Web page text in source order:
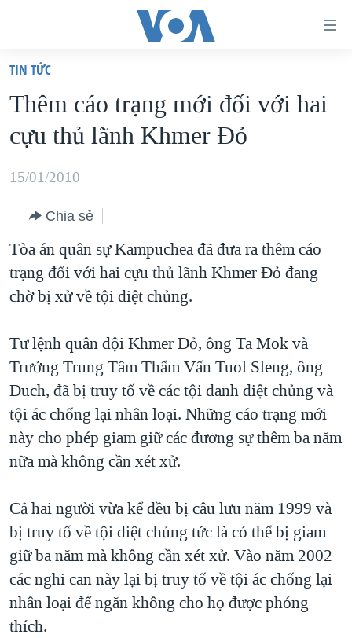
truy
cập
Tới
dung
chính
điều
hướng
chính
tới
"Tìm"
VIỆT NAM
HOA KỲ
BIỂN ĐÔNG
BLOG
DIỄN ĐÀN
MỤC
VẠCH TRẦN TIN GIẢ
NGƯỜI VIỆT HẢI NGOẠI
ĐỜI SỐNG
KHOA HỌC
VĂN HOÁ
THỂ THAO
CHUYÊN ĐỀ
CHIẾN TRANH THƯƠNG MẠI CỦA MỸ: QUÁ KHỨ VÀ HIỆN
TẠI
HÀNH TRÌNH BẦU CỬ 2024
MỘT NĂM CHIẾN TRANH TẠI DẢI GAZA
GIẢI MÃ VÀNH ĐAI & CON ĐƯỜNG
NGÀY TỊ NẠN THẾ GIỚI
GROUND ZERO – XƯA VÀ NAY
CHI PHÍ CHIẾN TRANH AFGHANISTAN
CÁC GIÁ TRỊ CỘNG HÒA Ở VIỆT NAM
THƯỢNG ĐỈNH TRUMP-KIM TẠI VIỆT NAM
HỌC TIẾNG ANH
VIDEO
NGHE
MẠNG XÃ HỘI
Ngôn ngữ khác
TIN TỨC
Thêm cáo trạng mới đối với hai
cựu thủ lãnh Khmer Đỏ
15/01/2010
Chia sẻ
Tòa án quân sự Kampuchea đã đưa ra thêm cáo
trạng đối với hai cựu thủ lãnh Khmer Đỏ đang
chờ bị xử về tội diệt chủng.
Tư lệnh quân đội Khmer Đỏ, ông Ta Mok và
Trưởng Trung Tâm Thẩm Vấn Tuol Sleng, ông
Duch, đã bị truy tố về các tội danh diệt chủng và
tội ác chống lại nhân loại. Những cáo trạng mới
này cho phép giam giữ các đương sự thêm ba năm
nữa mà không cần xét xử.
Cả hai người vừa kể đều bị câu lưu năm 1999 và
bị truy tố về tội diệt chủng tức là có thể bị giam
giữ ba năm mà không cần xét xử. Vào năm 2002
các nghi can này lại bị truy tố về tội ác chống lại
nhân loại để ngăn không cho họ được phóng
thích.